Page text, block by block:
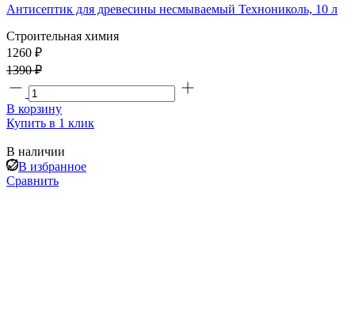
Антисептик для древесины несмываемый Технониколь, 10 л
Строительная химия
1260 ₽
1390 ₽
В корзину
Купить в 1 клик
В наличии
В избранное
Сравнить